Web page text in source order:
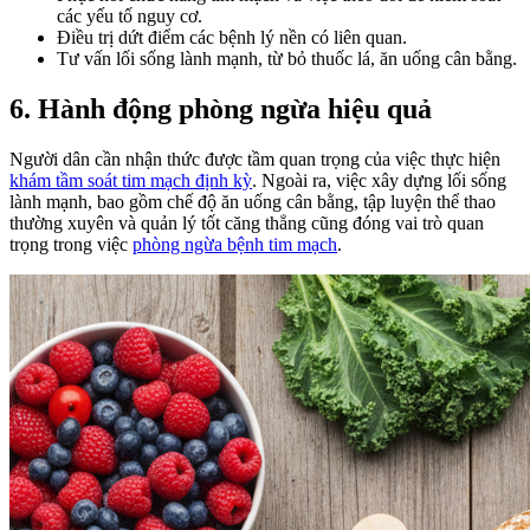
các yếu tố nguy cơ.
Điều trị dứt điểm các bệnh lý nền có liên quan.
Tư vấn lối sống lành mạnh, từ bỏ thuốc lá, ăn uống cân bằng.
6. Hành động phòng ngừa hiệu quả
Người dân cần nhận thức được tầm quan trọng của việc thực hiện
khám tầm soát tim mạch định kỳ. Ngoài ra, việc xây dựng lối sống
lành mạnh, bao gồm chế độ ăn uống cân bằng, tập luyện thể thao
thường xuyên và quản lý tốt căng thẳng cũng đóng vai trò quan
trọng trong việc phòng ngừa bệnh tim mạch.